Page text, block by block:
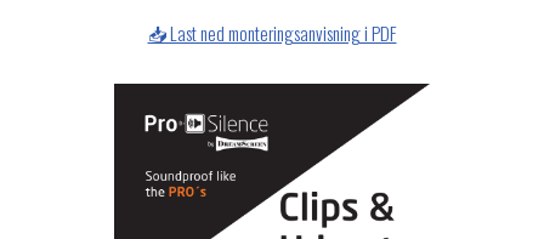
📥 Last ned monteringsanvisning i PDF